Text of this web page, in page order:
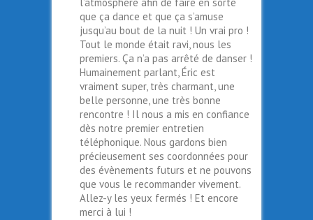
que ça dance et que ça s’amuse
jusqu’au bout de la nuit ! Un vrai pro !
Tout le monde était ravi, nous les
premiers. Ça n’a pas arrêté de danser !
Humainement parlant, Éric est
vraiment super, très charmant, une
belle personne, une très bonne
rencontre ! Il nous a mis en confiance
dès notre premier entretien
téléphonique. Nous gardons bien
précieusement ses coordonnées pour
des évènements futurs et ne pouvons
que vous le recommander vivement.
Allez-y les yeux fermés ! Et encore
merci à lui !